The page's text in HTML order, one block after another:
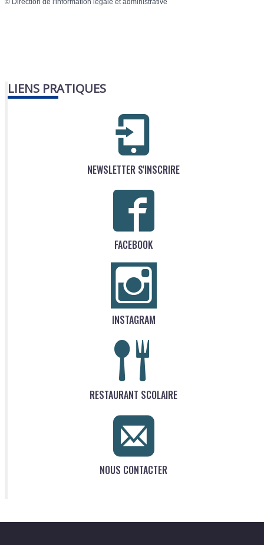
© Direction de l'information légale et administrative
LIENS PRATIQUES
NEWSLETTER S'INSCRIRE
FACEBOOK
INSTAGRAM
RESTAURANT SCOLAIRE
NOUS CONTACTER